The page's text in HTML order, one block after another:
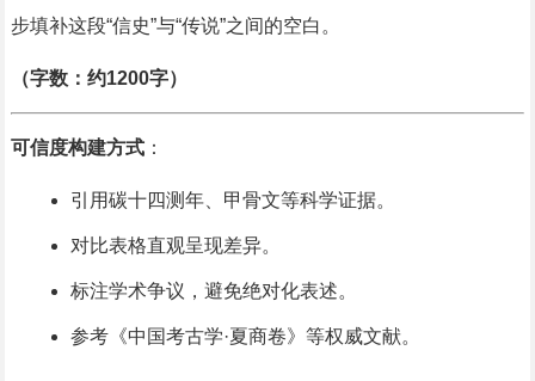
步填补这段“信史”与“传说”之间的空白。
（字数：约1200字）
可信度构建方式：
引用碳十四测年、甲骨文等科学证据。
对比表格直观呈现差异。
标注学术争议，避免绝对化表述。
参考《中国考古学·夏商卷》等权威文献。